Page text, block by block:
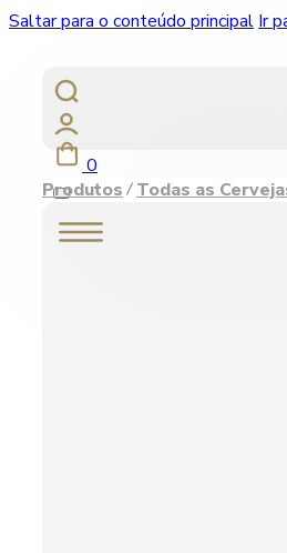
Saltar para o conteúdo principal Ir
0
Produtos
Todas as